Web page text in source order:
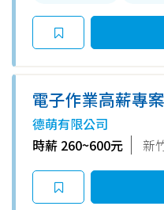
電子作業高薪專
▶週休二日▶週
▶免無塵衣.快報
德萌有限公司
時薪 260~600元
新